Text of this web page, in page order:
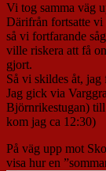
Vi tog samma väg
Därifrån fortsatte
så vi fortfarande
ville riskera att få
gjort.
Så vi skildes åt, jag
Jag gick via
Björnrikestugan)
kom jag ca 12:30)
På väg upp mot
visa hur en